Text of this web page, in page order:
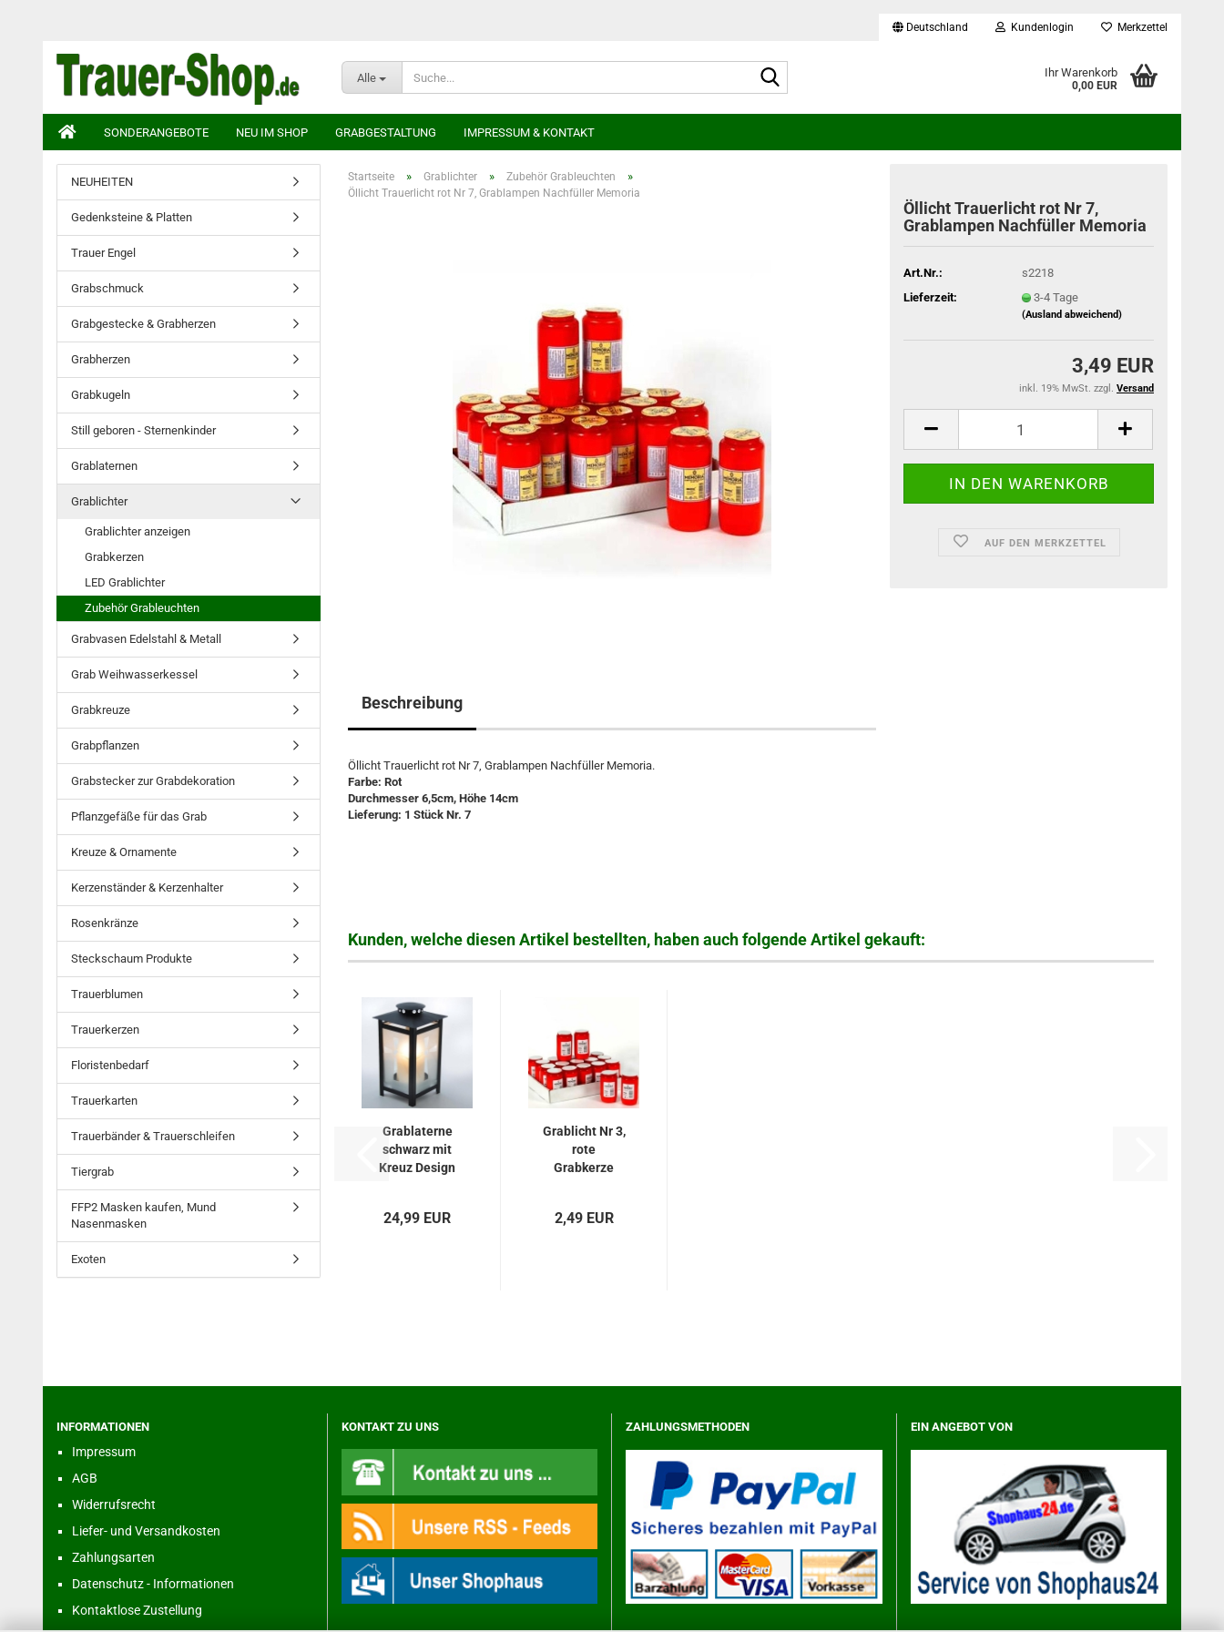
Deutschland Kundenlogin Merkzettel
Alle Ihr Warenkorb
0,00 EUR
SONDERANGEBOTE NEU IM SHOP GRABGESTALTUNG IMPRESSUM & KONTAKT
Startseite » Grablichter » Zubehör Grableuchten »
Öllicht Trauerlicht rot Nr 7, Grablampen Nachfüller Memoria
Öllicht Trauerlicht rot Nr 7,
Grablampen Nachfüller Memoria
Art.Nr.:
s2218
Lieferzeit:
3-4 Tage
(Ausland abweichend)
3,49 EUR
inkl. 19% MwSt. zzgl. Versand
AUF DEN MERKZETTEL
Beschreibung
Öllicht Trauerlicht rot Nr 7, Grablampen Nachfüller Memoria.
Farbe: Rot
Durchmesser 6,5cm, Höhe 14cm
Lieferung: 1 Stück Nr. 7
Kunden, welche diesen Artikel bestellten, haben auch folgende Artikel gekauft:
Grablaterne
schwarz mit
Kreuz Design
24,99 EUR
Grablicht Nr 3,
rote
Grabkerze
2,49 EUR
NEUHEITEN
Gedenksteine & Platten
Trauer Engel
Grabschmuck
Grabgestecke & Grabherzen
Grabherzen
Grabkugeln
Still geboren - Sternenkinder
Grablaternen
Grablichter
Grablichter anzeigen
Grabkerzen
LED Grablichter
Zubehör Grableuchten
Grabvasen Edelstahl & Metall
Grab Weihwasserkessel
Grabkreuze
Grabpflanzen
Grabstecker zur Grabdekoration
Pflanzgefäße für das Grab
Kreuze & Ornamente
Kerzenständer & Kerzenhalter
Rosenkränze
Steckschaum Produkte
Trauerblumen
Trauerkerzen
Floristenbedarf
Trauerkarten
Trauerbänder & Trauerschleifen
Tiergrab
FFP2 Masken kaufen, Mund
Nasenmasken
Exoten
INFORMATIONEN
Impressum
AGB
Widerrufsrecht
Liefer- und Versandkosten
Zahlungsarten
Datenschutz - Informationen
Kontaktlose Zustellung
KONTAKT ZU UNS ZAHLUNGSMETHODEN EIN ANGEBOT VON